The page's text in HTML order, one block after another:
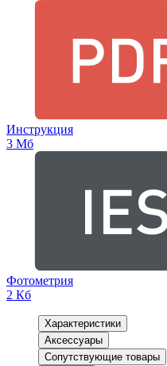
Инструкция
3 Мб
Фотометрия
2 Кб
Характеристики
Аксессуары
Сопутствующие товары